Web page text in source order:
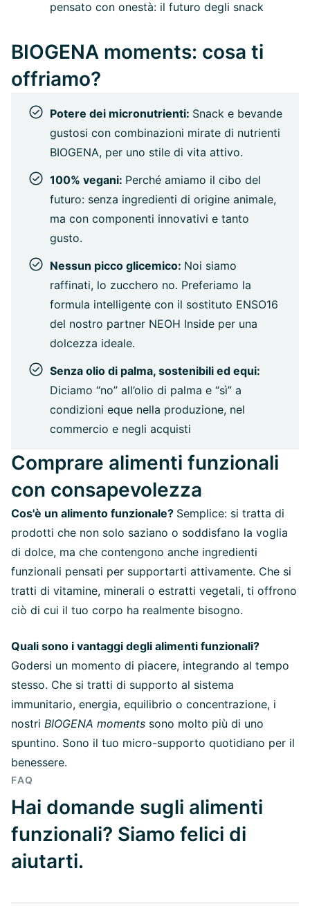
pensato con onestà: il futuro degli snack
BIOGENA moments: cosa ti
offriamo?
Potere dei micronutrienti: Snack e bevande
gustosi con combinazioni mirate di nutrienti
BIOGENA, per uno stile di vita attivo.
100% vegani: Perché amiamo il cibo del
futuro: senza ingredienti di origine animale,
ma con componenti innovativi e tanto
gusto.
Nessun picco glicemico: Noi siamo
raffinati, lo zucchero no. Preferiamo la
formula intelligente con il sostituto ENSO16
del nostro partner NEOH Inside per una
dolcezza ideale.
Senza olio di palma, sostenibili ed equi:
Diciamo “no” all’olio di palma e “sì” a
condizioni eque nella produzione, nel
commercio e negli acquisti
Comprare alimenti funzionali
con consapevolezza
Cos'è un alimento funzionale? Semplice: si tratta di
prodotti che non solo saziano o soddisfano la voglia
di dolce, ma che contengono anche ingredienti
funzionali pensati per supportarti attivamente. Che si
tratti di vitamine, minerali o estratti vegetali, ti offrono
ciò di cui il tuo corpo ha realmente bisogno.
Quali sono i vantaggi degli alimenti funzionali?
Godersi un momento di piacere, integrando al tempo
stesso. Che si tratti di supporto al sistema
immunitario, energia, equilibrio o concentrazione, i
nostri BIOGENA moments sono molto più di uno
spuntino. Sono il tuo micro-supporto quotidiano per il
benessere.
FAQ
Hai domande sugli alimenti
funzionali? Siamo felici di
aiutarti.